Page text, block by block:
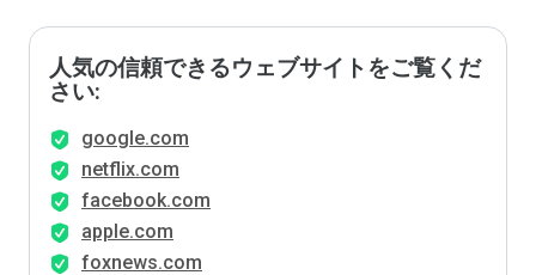
人気の信頼できるウェブサイトをご覧くだ
さい:
google.com
netflix.com
facebook.com
apple.com
foxnews.com